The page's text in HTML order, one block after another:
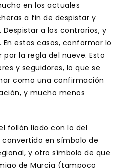
en los actuales
a fin de despistar y
a los contrarios, y
estos casos, conformar lo
la regla del nueve. Esto
y seguidores, lo que se
como una confirmación
y mucho menos
follón liado con lo del
en símbolo de
y otro símbolo de que
de Murcia (tampoco